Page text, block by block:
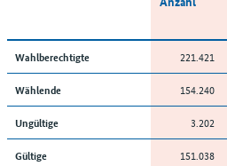
Wahlberechtigte 221.421
Wählende 154.240
Ungültige 3.202
Gültige 151.038